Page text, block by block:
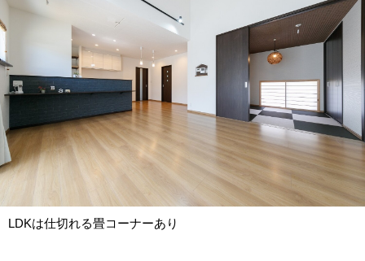
LDKは仕切れる畳コーナーあり